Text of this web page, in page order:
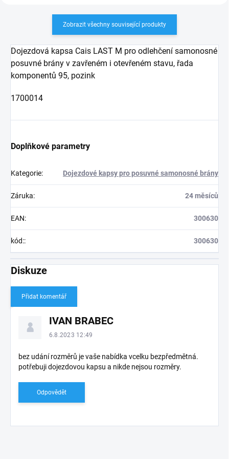
Zobrazit všechny související produkty
Dojezdová kapsa Cais LAST M pro odlehčení samonosné
posuvné brány v zavřeném i otevřeném stavu, řada
komponentů 95, pozink
1700014
Doplňkové parametry
Kategorie: Dojezdové kapsy pro posuvné samonosné brány
Záruka: 24 měsíců
EAN: 300630
kód:: 300630
Diskuze
Přidat komentář
z
IVAN BRABEC
6.8.2023 12:49
bez udání rozměrů je vaše nabídka vcelku bezpředmětná.
potřebuji dojezdovou kapsu a nikde nejsou rozměry.
Odpovědět